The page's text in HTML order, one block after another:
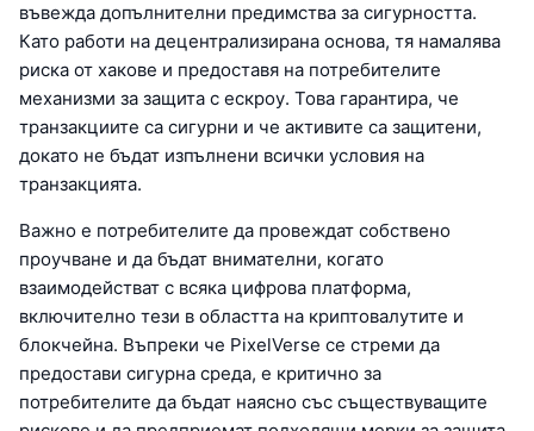
въвежда допълнителни предимства за сигурността.
Като работи на децентрализирана основа, тя намалява
риска от хакове и предоставя на потребителите
механизми за защита с ескроу. Това гарантира, че
транзакциите са сигурни и че активите са защитени,
докато не бъдат изпълнени всички условия на
транзакцията.
Важно е потребителите да провеждат собствено
проучване и да бъдат внимателни, когато
взаимодействат с всяка цифрова платформа,
включително тези в областта на криптовалутите и
блокчейна. Въпреки че PixelVerse се стреми да
предостави сигурна среда, е критично за
потребителите да бъдат наясно със съществуващите